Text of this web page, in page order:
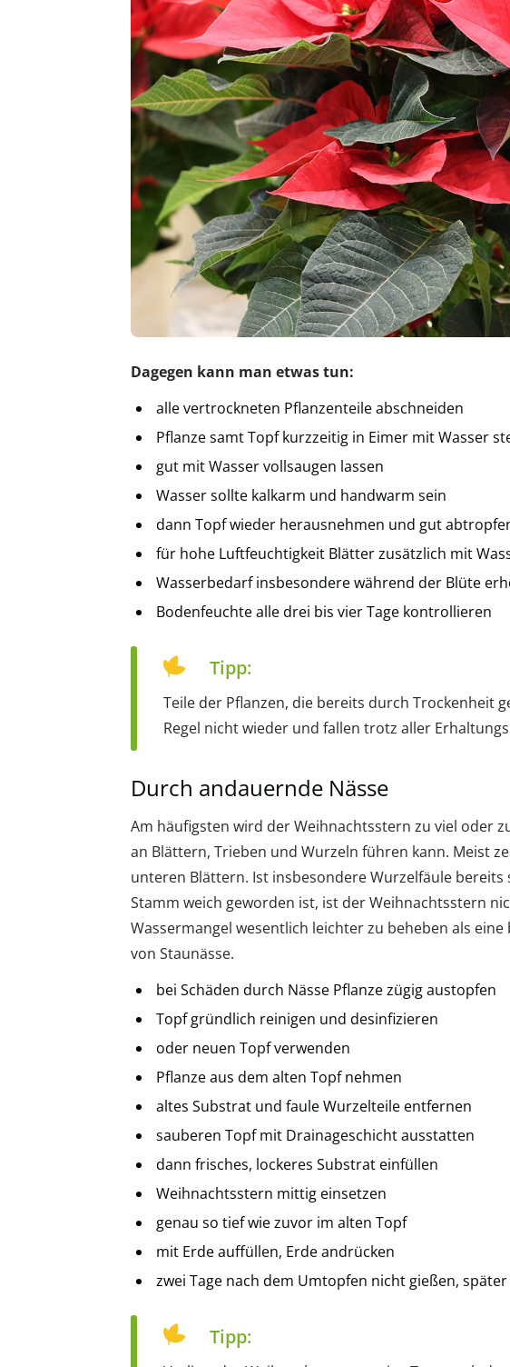
Dagegen kann man etwas tun:
alle vertrockneten Pflanzenteile abschneiden
Pflanze samt Topf kurzzeitig in Eimer mit Wasser
gut mit Wasser vollsaugen lassen
Wasser sollte kalkarm und handwarm sein
dann Topf wieder herausnehmen und gut
für hohe Luftfeuchtigkeit Blätter zusätzlich mit
Wasserbedarf insbesondere während der Blüte
Bodenfeuchte alle drei bis vier Tage kontrollieren
Tipp:
Teile der Pflanzen, die bereits durch Trockenheit
Regel nicht wieder und fallen trotz aller
Durch andauernde Nässe
Am häufigsten wird der Weihnachtsstern zu viel oder
an Blättern, Trieben und Wurzeln führen kann. Meist
unteren Blättern. Ist insbesondere Wurzelfäule
Stamm weich geworden ist, ist der Weihnachtsstern
Wassermangel wesentlich leichter zu beheben als
von Staunässe.
bei Schäden durch Nässe Pflanze zügig austopfen
Topf gründlich reinigen und desinfizieren
oder neuen Topf verwenden
Pflanze aus dem alten Topf nehmen
altes Substrat und faule Wurzelteile entfernen
sauberen Topf mit Drainageschicht ausstatten
dann frisches, lockeres Substrat einfüllen
Weihnachtsstern mittig einsetzen
genau so tief wie zuvor im alten Topf
mit Erde auffüllen, Erde andrücken
zwei Tage nach dem Umtopfen nicht gießen,
Tipp: